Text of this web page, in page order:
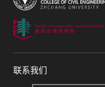
联系我们